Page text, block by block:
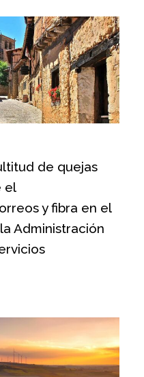
de quejas
el
y fibra en el
Administración